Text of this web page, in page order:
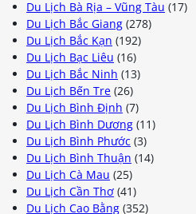
Du Lịch Bà Rịa – Vũng Tàu (17)
Du Lịch Bắc Giang (278)
Du Lịch Bắc Kạn (192)
Du Lịch Bạc Liêu (16)
Du Lịch Bắc Ninh (13)
Du Lịch Bến Tre (26)
Du Lịch Bình Định (7)
Du Lịch Bình Dương (11)
Du Lịch Bình Phước (3)
Du Lịch Bình Thuận (14)
Du Lịch Cà Mau (25)
Du Lịch Cần Thơ (41)
Du Lịch Cao Bằng (352)